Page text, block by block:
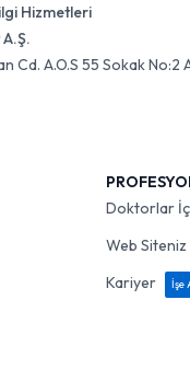
Hizmetleri
Cd. A.O.S 55 Sokak No:2
Doktorlar
Web Siteniz
Kariyer
İşe